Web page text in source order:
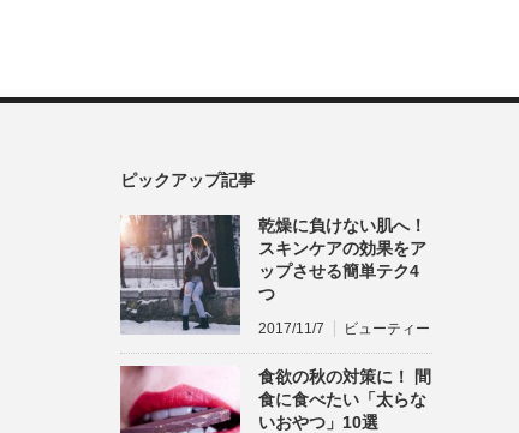
ピックアップ記事
乾燥に負けない肌へ！
スキンケアの効果をア
ップさせる簡単テク4
つ
2017/11/7 ビューティー
食欲の秋の対策に！ 間
食に食べたい「太らな
いおやつ」10選